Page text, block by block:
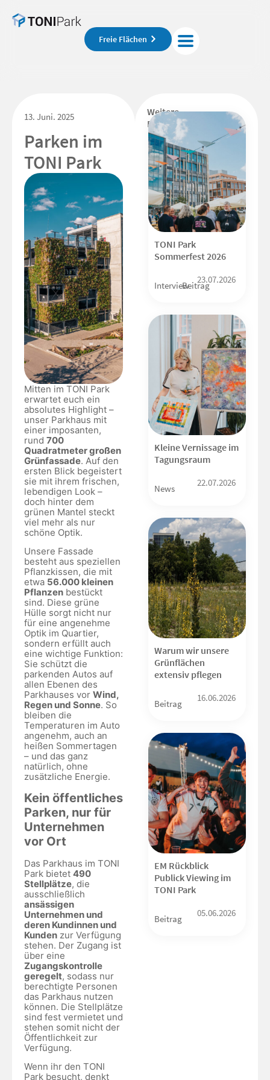
Freie Flächen
13. Juni. 2025
Parken im
TONI Park
Mitten im TONI Park
erwartet euch ein
absolutes Highlight –
unser Parkhaus mit
einer imposanten,
rund 700
Quadratmeter großen
Grünfassade. Auf den
ersten Blick begeistert
sie mit ihrem frischen,
lebendigen Look –
doch hinter dem
grünen Mantel steckt
viel mehr als nur
schöne Optik.
Unsere Fassade
besteht aus speziellen
Pflanzkissen, die mit
etwa 56.000 kleinen
Pflanzen bestückt
sind. Diese grüne
Hülle sorgt nicht nur
für eine angenehme
Optik im Quartier,
sondern erfüllt auch
eine wichtige Funktion:
Sie schützt die
parkenden Autos auf
allen Ebenen des
Parkhauses vor Wind,
Regen und Sonne. So
bleiben die
Temperaturen im Auto
angenehm, auch an
heißen Sommertagen
– und das ganz
natürlich, ohne
zusätzliche Energie.
Kein öffentliches
Parken, nur für
Unternehmen
vor Ort
Das Parkhaus im TONI
Park bietet 490
Stellplätze, die
ausschließlich
ansässigen
Unternehmen und
deren Kundinnen und
Kunden zur Verfügung
stehen. Der Zugang ist
über eine
Zugangskontrolle
geregelt, sodass nur
berechtigte Personen
das Parkhaus nutzen
können. Die Stellplätze
sind fest vermietet und
stehen somit nicht der
Öffentlichkeit zur
Verfügung.
Wenn ihr den TONI
Park besucht, denkt
Weitere
Beiträge
TONI Park
Sommerfest 2026
InterviewBeitrag
23.07.2026
Kleine Vernissage im
Tagungsraum
News
22.07.2026
Warum wir unsere
Grünflächen
extensiv pflegen
Beitrag
16.06.2026
EM Rückblick
Publick Viewing im
TONI Park
Beitrag
05.06.2026